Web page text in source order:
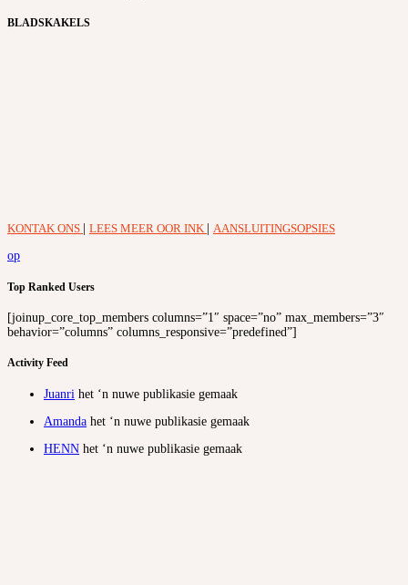
BLADSKAKELS
KONTAK ONS LEES MEER OOR INK
AANSLUITINGSOPSIES
op
Top Ranked Users
[joinup_core_top_members columns=”1″ space=”no” max_members=”3″
behavior=”columns” columns_responsive=”predefined”]
Activity Feed
Juanri het ‘n nuwe publikasie gemaak
Amanda het ‘n nuwe publikasie gemaak
HENN het ‘n nuwe publikasie gemaak